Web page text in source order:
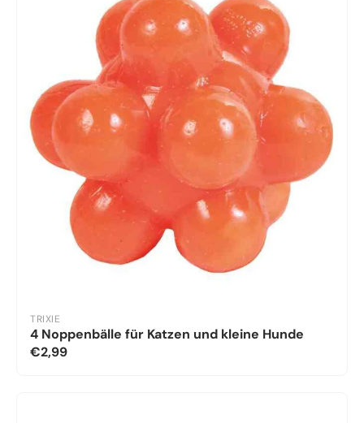
TRIXIE
4 Noppenbälle für Katzen und kleine Hunde
€2,99